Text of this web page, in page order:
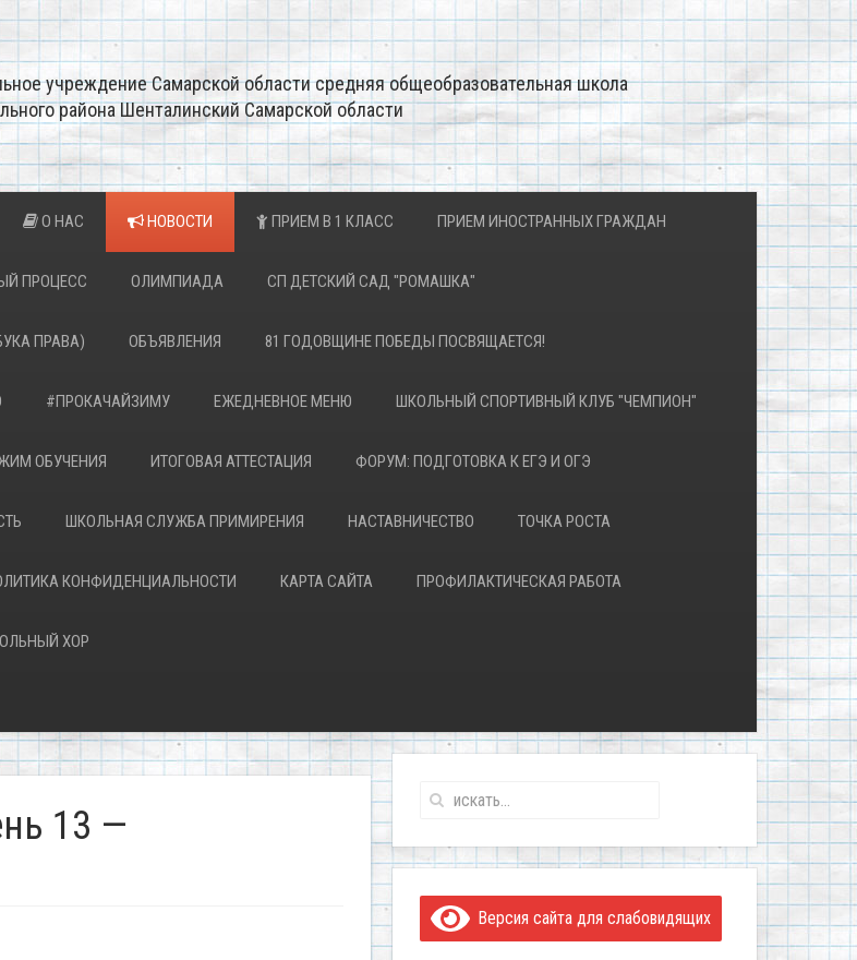
учреждение Самарской области средняя общеобразовательная школа
района Шенталинский Самарской области
О НАС НОВОСТИ ПРИЕМ В 1 КЛАСС ПРИЕМ ИНОСТРАННЫХ ГРАЖДАН
ПРОЦЕСС ОЛИМПИАДА СП ДЕТСКИЙ САД "РОМАШКА"
ПРАВА) ОБЪЯВЛЕНИЯ 81 ГОДОВЩИНЕ ПОБЕДЫ ПОСВЯЩАЕТСЯ!
#ПРОКАЧАЙЗИМУ ЕЖЕДНЕВНОЕ МЕНЮ ШКОЛЬНЫЙ СПОРТИВНЫЙ КЛУБ "ЧЕМПИОН"
ОБУЧЕНИЯ ИТОГОВАЯ АТТЕСТАЦИЯ ФОРУМ: ПОДГОТОВКА К ЕГЭ И ОГЭ
ШКОЛЬНАЯ СЛУЖБА ПРИМИРЕНИЯ НАСТАВНИЧЕСТВО ТОЧКА РОСТА
КОНФИДЕНЦИАЛЬНОСТИ КАРТА САЙТА ПРОФИЛАКТИЧЕСКАЯ РАБОТА
ХОР
13 —
Версия сайта для слабовидящих